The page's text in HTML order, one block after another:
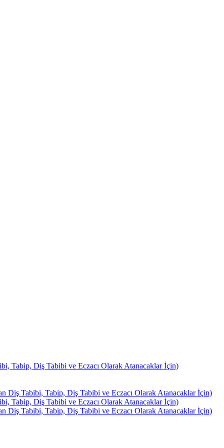
Tabip, Diş Tabibi ve Eczacı Olarak Atanacaklar İçin)
Diş Tabibi, Tabip, Diş Tabibi ve Eczacı Olarak Atanacaklar İçin)
Tabip, Diş Tabibi ve Eczacı Olarak Atanacaklar İçin)
Diş Tabibi, Tabip, Diş Tabibi ve Eczacı Olarak Atanacaklar İçin)